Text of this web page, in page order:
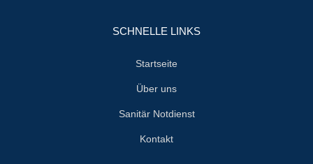
SCHNELLE LINKS
Startseite
Über uns
Sanitär Notdienst
Kontakt